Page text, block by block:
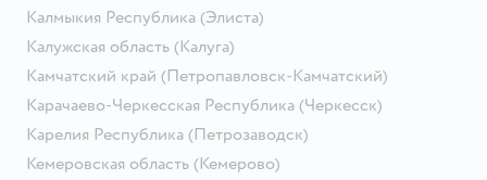
Калмыкия Республика (Элиста)
Калужская область (Калуга)
Камчатский край (Петропавловск-Камчатский)
Карачаево-Черкесская Республика (Черкесск)
Карелия Республика (Петрозаводск)
Кемеровская область (Кемерово)